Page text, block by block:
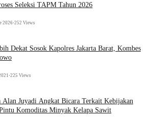
Seleksi TAPM Tahun 2026
2026•252 Views
Dekat Sosok Kapolres Jakarta Barat, Kombes
•225 Views
Juyadi Angkat Bicara Terkait Kebijakan
Komoditas Minyak Kelapa Sawit